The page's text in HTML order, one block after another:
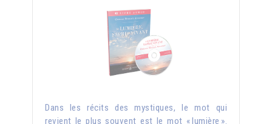
Dans les récits des mystiques, le mot qui
revient le plus souvent est le mot « lumière ».